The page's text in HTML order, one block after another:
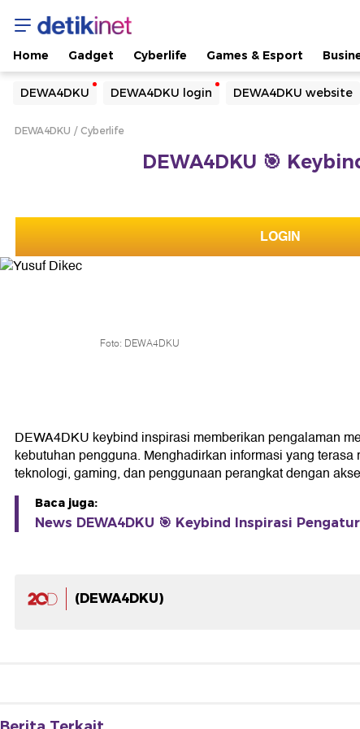
Home Gadget Cyberlife Games & Esport
DEWA4DKU DEWA4DKU login DEWA4DKU website
Yang sedang ramai dicari
Loading...
DEWA4DKU Cyberlife
DEWA4DKU 🎯
LOGIN
Foto: DEWA4DKU
DEWA4DKU keybind inspirasi memberikan pengalaman
kebutuhan pengguna. Menghadirkan informasi yang
teknologi, gaming, dan penggunaan perangkat dengan
Baca juga:
News DEWA4DKU 🎯 Keybind Inspirasi
(DEWA4DKU)